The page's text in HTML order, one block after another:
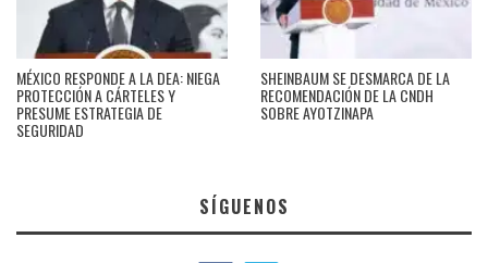
MÉXICO RESPONDE A LA DEA: NIEGA
PROTECCIÓN A CÁRTELES Y
PRESUME ESTRATEGIA DE
SEGURIDAD
SHEINBAUM SE DESMARCA DE LA
RECOMENDACIÓN DE LA CNDH
SOBRE AYOTZINAPA
SÍGUENOS